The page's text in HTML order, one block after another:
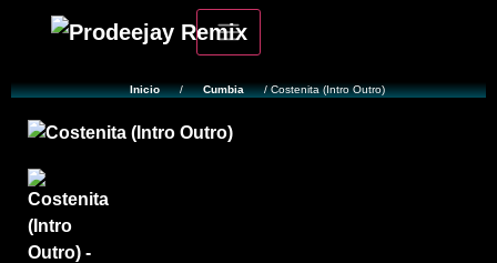
Inicio / Cumbia / Costenita (Intro Outro)